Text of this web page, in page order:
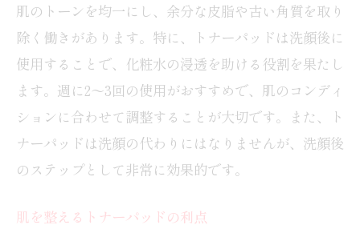
肌のトーンを均一にし、余分な皮脂や古い角質を取り
除く働きがあります。特に、トナーパッドは洗顔後に
使用することで、化粧水の浸透を助ける役割を果たし
ます。週に2〜3回の使用がおすすめで、肌のコンディ
ションに合わせて調整することが大切です。また、ト
ナーパッドは洗顔の代わりにはなりませんが、洗顔後
のステップとして非常に効果的です。
肌を整えるトナーパッドの利点